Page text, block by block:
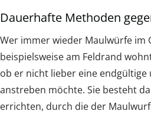
Dauerhafte Methoden
Wer immer wieder Maulwürfe im
beispielsweise am Feldrand
ob er nicht lieber eine
anstreben möchte. Sie besteht
errichten, durch die der